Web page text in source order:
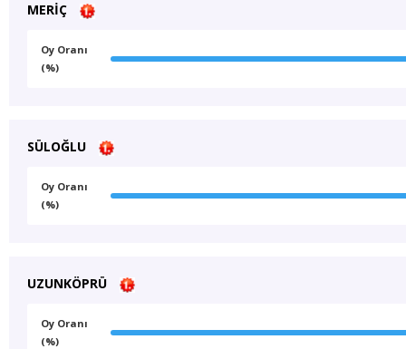
MERİÇ
Oy Oranı
(%)
SÜLOĞLU
Oy Oranı
(%)
UZUNKÖPRÜ
Oy Oranı
(%)